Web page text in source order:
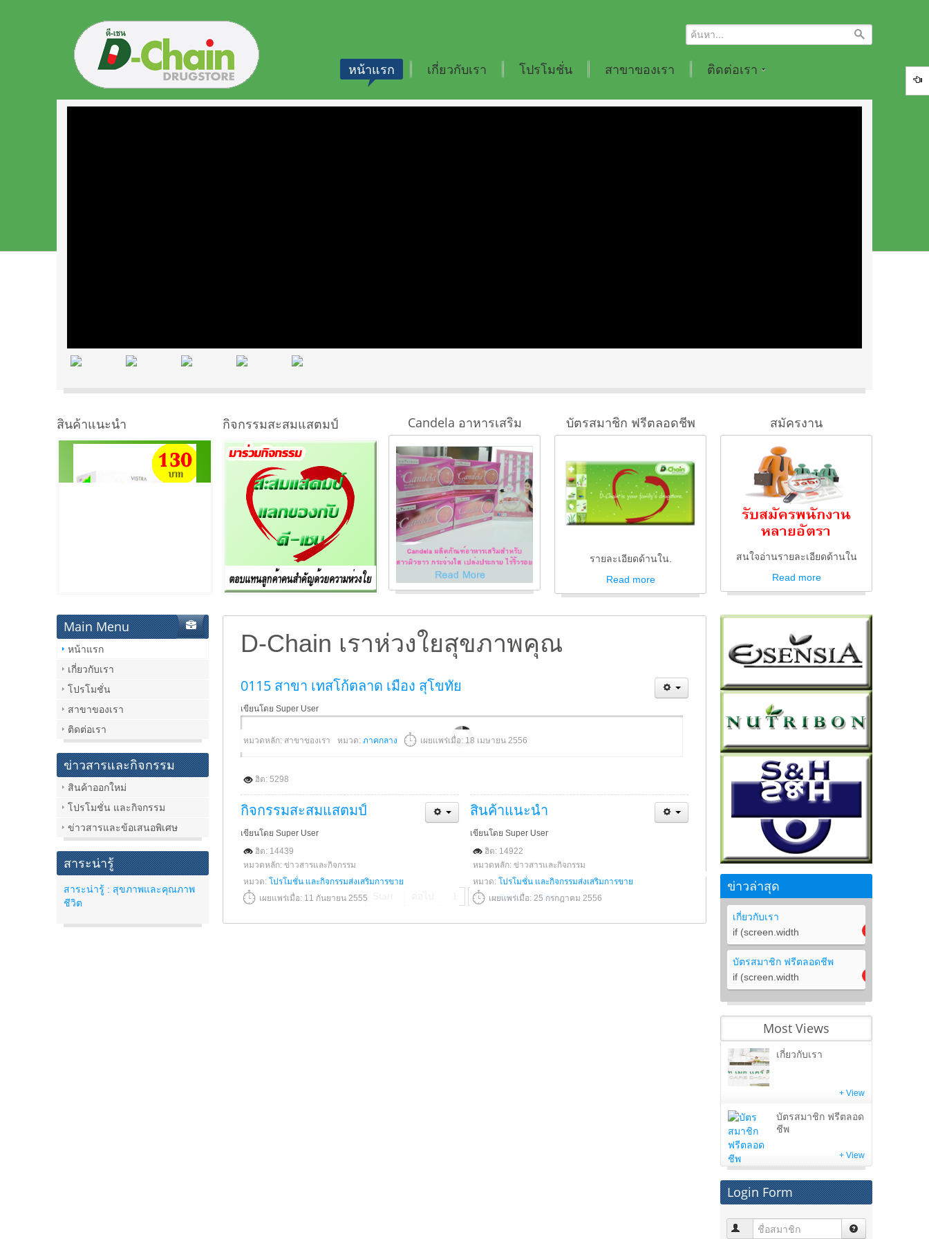
หน้าแรก เกี่ยวกับเรา โปรโมชั่น สาขาของเรา ติดต่อเรา
สินค้าแนะนำ กิจกรรมสะสมแสตมป์ Candela อาหารเสริม บัตรสมาชิก ฟรีตลอดชีพ
รายละเอียดด้านใน.
Read more
สมัครงาน
สนใจอ่านรายละเอียดด้านใน
Read more
D-Chain เราห่วงใยสุขภาพคุณ
0115 สาขา เทสโก้ตลาด เมือง สุโขทัย
เขียนโดย Super User
หมวดหลัก: สาขาของเรา หมวด: ภาคกลาง เผยแพร่เมื่อ: 18 เมษายน 2556
ฮิต: 5298
กิจกรรมสะสมแสตมป์
เขียนโดย Super User
หมวดหลัก: ข่าวสารและกิจกรรม
หมวด: โปรโมชั่น และกิจกรรมส่งเสริมการขาย
เผยแพร่เมื่อ: 11 กันยายน 2555
ฮิต: 14439
สินค้าแนะนำ
เขียนโดย Super User
หมวดหลัก: ข่าวสารและกิจกรรม
หมวด:โปรโมชั่น และกิจกรรมส่งเสริมการขาย
เผยแพร่เมื่อ: 25 กรกฎาคม 2556
ฮิต: 14922
2 ต่อไป End
Main Menu
หน้าแรก
เกี่ยวกับเรา
โปรโมชั่น
สาขาของเรา
ติดต่อเรา
ข่าวสารและกิจกรรม
สินค้าออกใหม่
โปรโมชั่น และกิจกรรม
ข่าวสารและข้อเสนอพิเศษ
สาระน่ารู้
สาระน่ารู้ : สุขภาพและคุณภาพ
ชีวิต
ข่าวล่าสุด
เกี่ยวกับเรา
if (screen.width
บัตรสมาชิก ฟรีตลอดชีพ
if (screen.width
Most Views
เกี่ยวกับเรา
+ View
บัตรสมาชิก ฟรีตลอด
ชีพ
+ View
Login Form